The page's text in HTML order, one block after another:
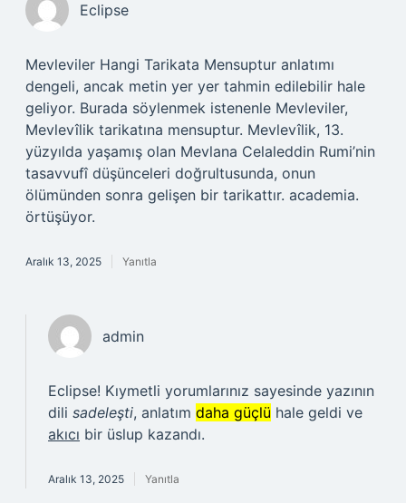
Eclipse
Mevleviler Hangi Tarikata Mensuptur anlatımı
dengeli, ancak metin yer yer tahmin edilebilir hale
geliyor. Burada söylenmek istenenle Mevleviler,
Mevlevîlik tarikatına mensuptur. Mevlevîlik, 13.
yüzyılda yaşamış olan Mevlana Celaleddin Rumi’nin
tasavvufî düşünceleri doğrultusunda, onun
ölümünden sonra gelişen bir tarikattır. academia.
örtüşüyor.
Aralık 13, 2025 Yanıtla
admin
Eclipse! Kıymetli yorumlarınız sayesinde yazının
dili sadeleşti, anlatım daha güçlü hale geldi ve
akıcı bir üslup kazandı.
Aralık 13, 2025 Yanıtla